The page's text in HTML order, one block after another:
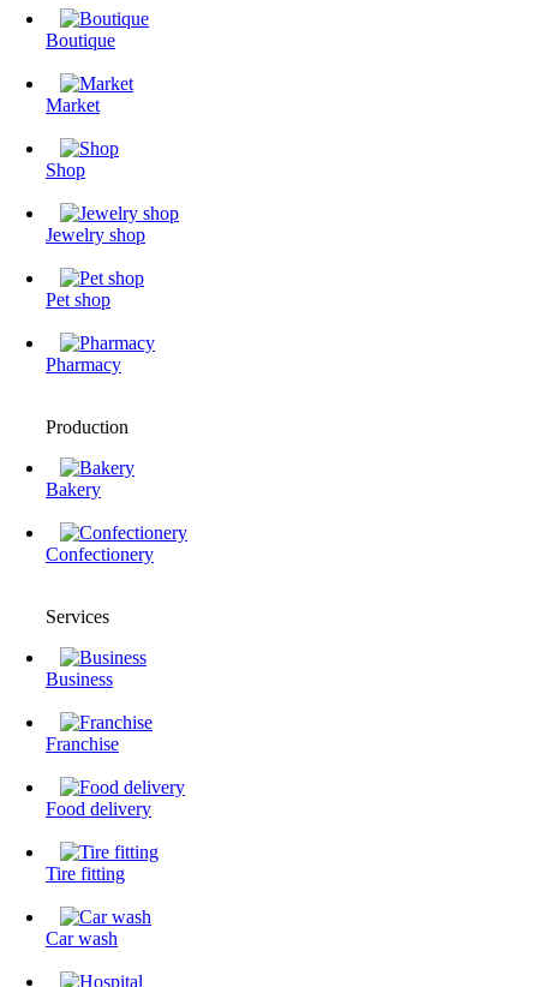
Boutique
Market
Shop
Jewelry shop
Pet shop
Pharmacy
Production
Bakery
Confectionery
Services
Business
Franchise
Food delivery
Tire fitting
Сar wash